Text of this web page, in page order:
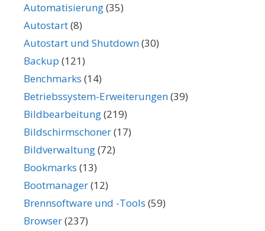
Automatisierung(35)
Autostart(8)
Autostart und Shutdown(30)
Backup (121)
Benchmarks (14)
Betriebssystem-Erweiterungen(39)
Bildbearbeitung(219)
Bildschirmschoner(17)
Bildverwaltung(72)
Bookmarks (13)
Bootmanager(12)
Brennsoftware und -Tools (59)
Browser(237)